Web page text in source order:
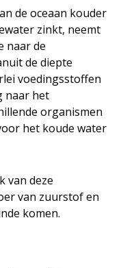
de oceaan kouder
zinkt, neemt
naar de
de diepte
voedingsstoffen
naar het
organismen
het koude water
van deze
van zuurstof en
komen.